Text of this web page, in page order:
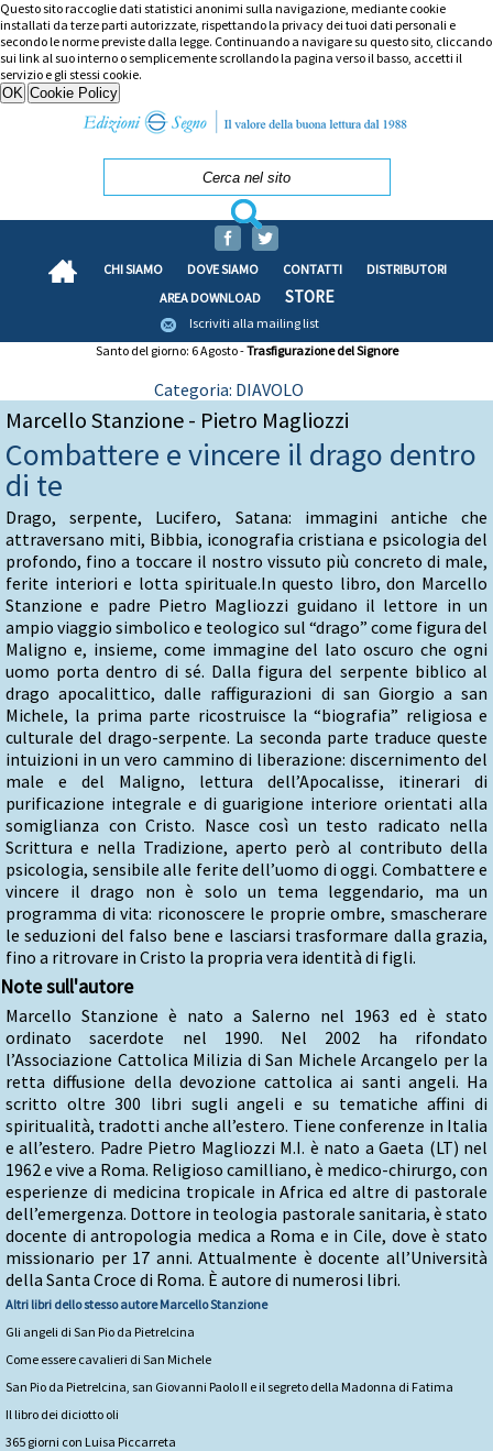
Questo sito raccoglie dati statistici anonimi sulla navigazione, mediante cookie
installati da terze parti autorizzate, rispettando la privacy dei tuoi dati personali e
secondo le norme previste dalla legge. Continuando a navigare su questo sito, cliccando
sui link al suo interno o semplicemente scrollando la pagina verso il basso, accetti il
servizio e gli stessi cookie.
CHI SIAMO DOVE SIAMO CONTATTI
DISTRIBUTORI
AREA DOWNLOAD
STORE
Iscriviti alla mailing list
Santo del giorno: 6 Agosto -Trasfigurazione del Signore
Categoria: DIAVOLO
Marcello Stanzione - Pietro Magliozzi
Combattere e vincere il drago dentro
di te
Drago, serpente, Lucifero, Satana: immagini antiche che
attraversano miti, Bibbia, iconografia cristiana e psicologia del
profondo, fino a toccare il nostro vissuto più concreto di male,
ferite interiori e lotta spirituale.In questo libro, don Marcello
Stanzione e padre Pietro Magliozzi guidano il lettore in un
ampio viaggio simbolico e teologico sul “drago” come figura del
Maligno e, insieme, come immagine del lato oscuro che ogni
uomo porta dentro di sé. Dalla figura del serpente biblico al
drago apocalittico, dalle raffigurazioni di san Giorgio a san
Michele, la prima parte ricostruisce la “biografia” religiosa e
culturale del drago-serpente. La seconda parte traduce queste
intuizioni in un vero cammino di liberazione: discernimento del
male e del Maligno, lettura dell’Apocalisse, itinerari di
purificazione integrale e di guarigione interiore orientati alla
somiglianza con Cristo. Nasce così un testo radicato nella
Scrittura e nella Tradizione, aperto però al contributo della
psicologia, sensibile alle ferite dell’uomo di oggi. Combattere e
vincere il drago non è solo un tema leggendario, ma un
programma di vita: riconoscere le proprie ombre, smascherare
le seduzioni del falso bene e lasciarsi trasformare dalla grazia,
fino a ritrovare in Cristo la propria vera identità di figli.
Note sull'autore
Marcello Stanzione è nato a Salerno nel 1963 ed è stato
ordinato sacerdote nel 1990. Nel 2002 ha rifondato
l’Associazione Cattolica Milizia di San Michele Arcangelo per la
retta diffusione della devozione cattolica ai santi angeli. Ha
scritto oltre 300 libri sugli angeli e su tematiche affini di
spiritualità, tradotti anche all’estero. Tiene conferenze in Italia
e all’estero. Padre Pietro Magliozzi M.I. è nato a Gaeta (LT) nel
1962 e vive a Roma. Religioso camilliano, è medico-chirurgo, con
esperienze di medicina tropicale in Africa ed altre di pastorale
dell’emergenza. Dottore in teologia pastorale sanitaria, è stato
docente di antropologia medica a Roma e in Cile, dove è stato
missionario per 17 anni. Attualmente è docente all’Università
della Santa Croce di Roma. È autore di numerosi libri.
Altri libri dello stesso autoreMarcello Stanzione
Gli angeli di San Pio da Pietrelcina
Come essere cavalieri di San Michele
San Pio da Pietrelcina, san Giovanni Paolo II e il segreto della Madonna di Fatima
Il libro dei diciotto oli
365 giorni con Luisa Piccarreta